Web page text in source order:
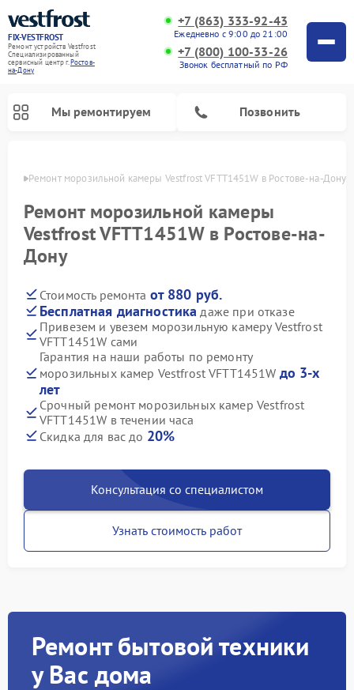
FIX-VESTFROST
Ремонт устройств Vestfrost
Специализированный
cервисный центр г.Ростов-
на-Дону
+7 (863) 333-92-43
Ежедневно с 9:00 до 21:00
+7 (800) 100-33-26
Звонок бесплатный по РФ
Мы ремонтируем Позвонить
Ремонт морозильной камеры Vestfrost VFTT1451W в Ростове-на-Дону
Ремонт морозильной камеры
Vestfrost VFTT1451W в Ростове-на-
Дону
Стоимость ремонта от 880 руб.
Бесплатная диагностика даже при отказе
Привезем и увезем морозильную камеру Vestfrost
VFTT1451W сами
Гарантия на наши работы по ремонту
морозильных камер Vestfrost VFTT1451W до 3-х
лет
Срочный ремонт морозильных камер Vestfrost
VFTT1451W в течении часа
Скидка для вас до 20%
Консультация со специалистом
Узнать стоимость работ
Ремонт бытовой техники
у Вас дома